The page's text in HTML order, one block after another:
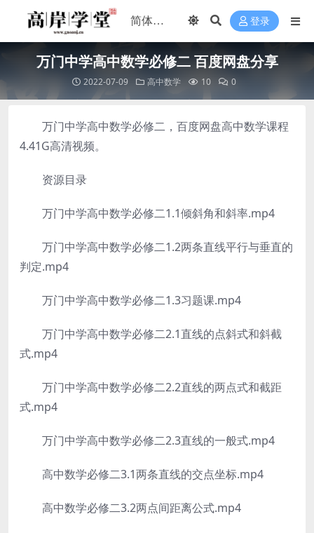
登录
万门中学高中数学必修二 百度网盘分享
2022-07-09 高中数学 10 0
万门中学高中数学必修二，百度网盘高中数学课程
4.41G高清视频。
资源目录
万门中学高中数学必修二1.1倾斜角和斜率.mp4
万门中学高中数学必修二1.2两条直线平行与垂直的
判定.mp4
万门中学高中数学必修二1.3习题课.mp4
万门中学高中数学必修二2.1直线的点斜式和斜截
式.mp4
万门中学高中数学必修二2.2直线的两点式和截距
式.mp4
万门中学高中数学必修二2.3直线的一般式.mp4
高中数学必修二3.1两条直线的交点坐标.mp4
高中数学必修二3.2两点间距离公式.mp4